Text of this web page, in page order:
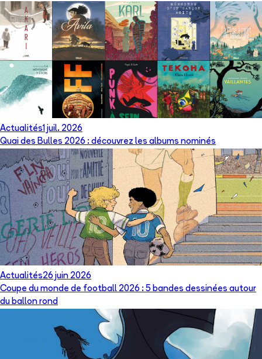
Actualités1 juil. 2026
Quai des Bulles 2026 : découvrez les albums nominés
Actualités26 juin 2026
Coupe du monde de football 2026 : 5 bandes dessinées autour
du ballon rond